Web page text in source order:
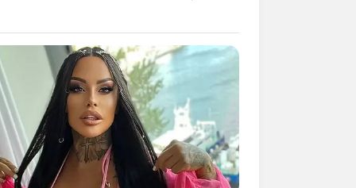
Believe Exist